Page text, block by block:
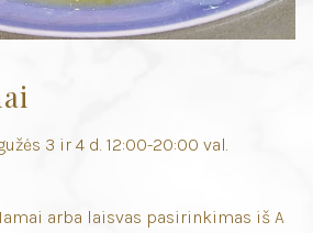
3 ir 4 d. 12:00-20:00 val.
arba laisvas pasirinkimas iš A